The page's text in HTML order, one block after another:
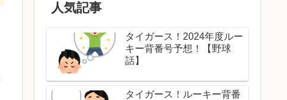
人気記事
タイガース！2024年度ルー
キー背番号予想！【野球
話】
タイガース！ルーキー背番